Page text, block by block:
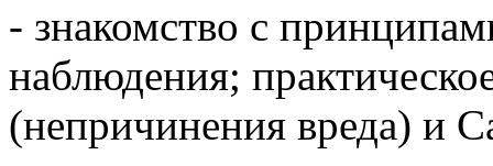
- знакомство с
наблюдения;
(непричинения вреда) и